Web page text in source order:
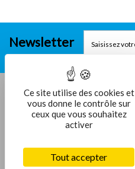
Newsletter
Informations
Ce site utilise des cookies et
vous donne le contrôle sur
ceux que vous souhaitez
activer
Tout accepter